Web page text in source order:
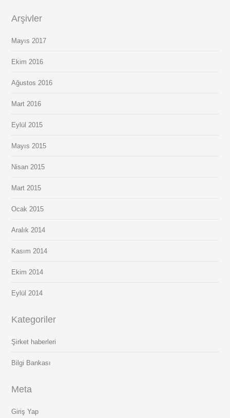
Arşivler
Mayıs 2017
Ekim 2016
Ağustos 2016
Mart 2016
Eylül 2015
Mayıs 2015
Nisan 2015
Mart 2015
Ocak 2015
Aralık 2014
Kasım 2014
Ekim 2014
Eylül 2014
Kategoriler
Şirket haberleri
Bilgi Bankası
Meta
Giriş Yap